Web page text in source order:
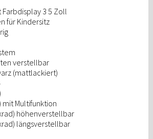
3 5 Zoll
für Kindersitz
verstellbar
(mattlackiert)
mit Multifunktion
höhenverstellbar
längsverstellbar